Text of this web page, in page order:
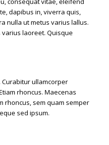
dapibus in, viverra quis,
nulla ut metus varius lallus.
laoreet. Quisque
ullamcorper
rhoncus. Maecenas
rhoncus, sem quam semper
sed ipsum.